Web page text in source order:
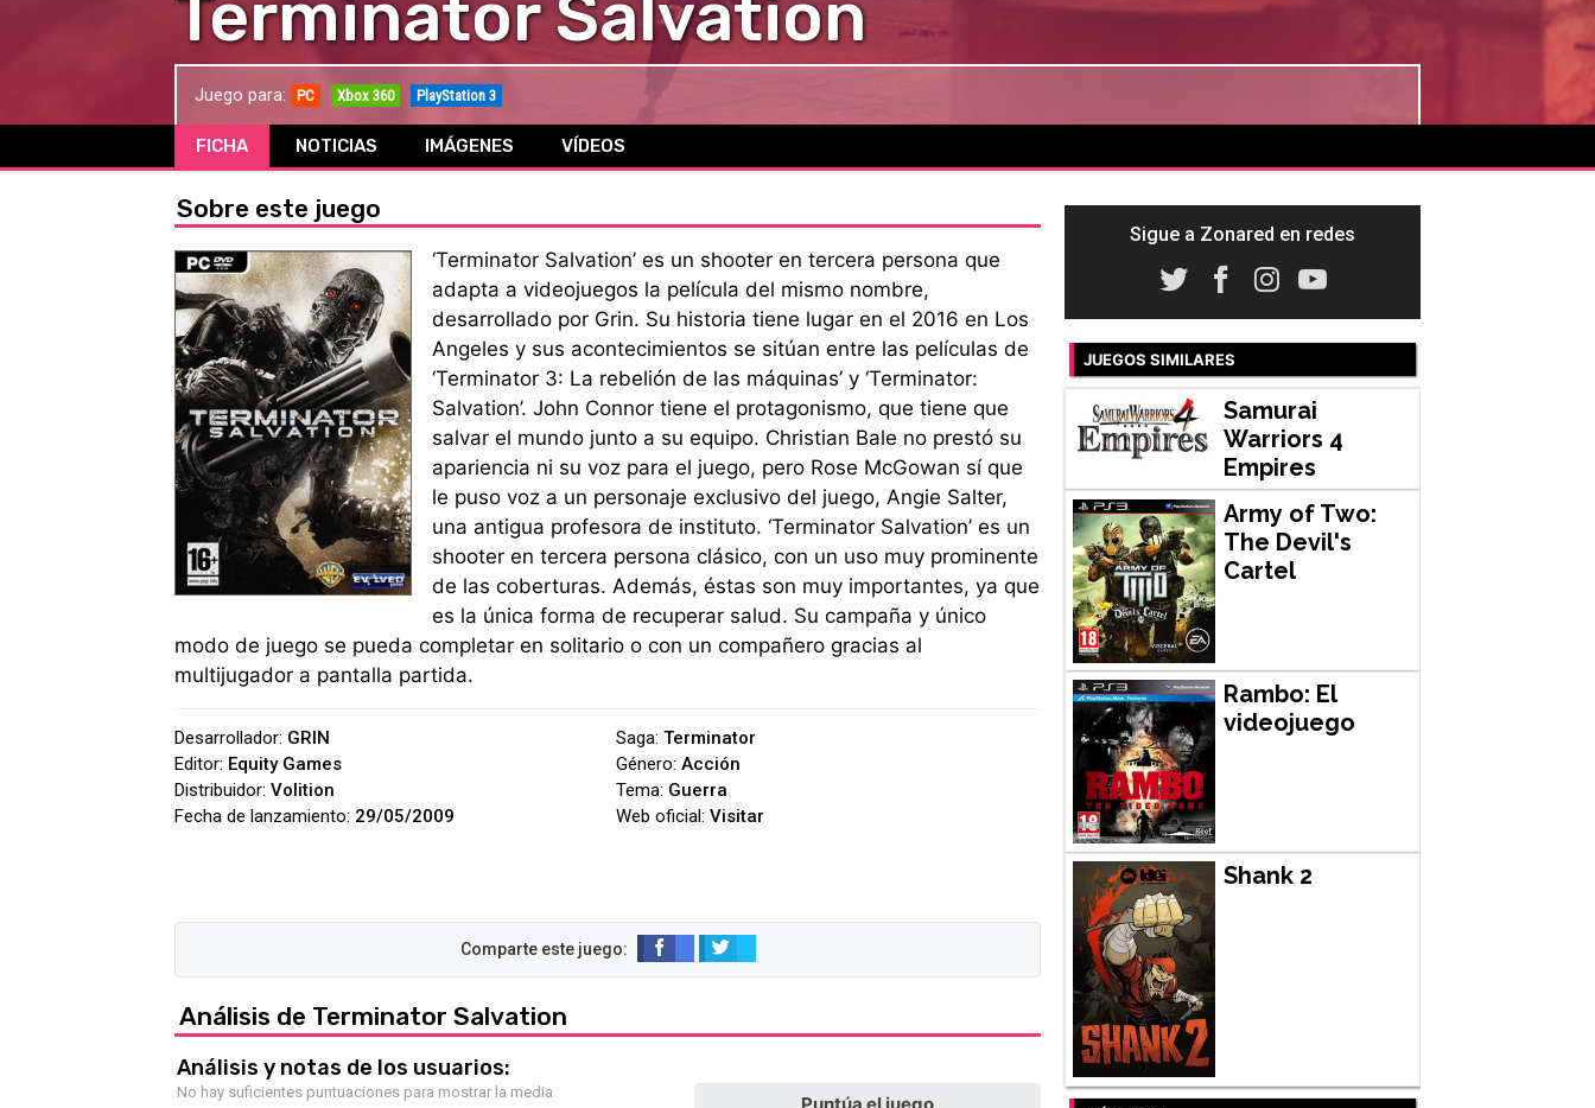
Terminator Salvation
Juego para: PC Xbox 360 PlayStation 3
FICHA NOTICIAS IMÁGENES VÍDEOS
Sobre este juego
‘Terminator Salvation’ es un shooter en tercera persona que
adapta a videojuegos la película del mismo nombre,
desarrollado por Grin. Su historia tiene lugar en el 2016 en Los
Angeles y sus acontecimientos se sitúan entre las películas de
‘Terminator 3: La rebelión de las máquinas’ y ‘Terminator:
Salvation’. John Connor tiene el protagonismo, que tiene que
salvar el mundo junto a su equipo. Christian Bale no prestó su
apariencia ni su voz para el juego, pero Rose McGowan sí que
le puso voz a un personaje exclusivo del juego, Angie Salter,
una antigua profesora de instituto. ‘Terminator Salvation’ es un
shooter en tercera persona clásico, con un uso muy prominente
de las coberturas. Además, éstas son muy importantes, ya que
es la única forma de recuperar salud. Su campaña y único
modo de juego se pueda completar en solitario o con un compañero gracias al
multijugador a pantalla partida.
Desarrollador: GRIN
Editor: Equity Games
Distribuidor: Volition
Fecha de lanzamiento: 29/05/2009
Saga:Terminator
Género:Acción
Tema: Guerra
Web oficial:Visitar
Análisis de Terminator Salvation
Análisis y notas de los usuarios:
No hay suficientes puntuaciones para mostrar la media
Puntúa el juego
Sigue a Zonared en redes
JUEGOS SIMILARES
Samurai
Warriors 4
Empires
Army of Two:
The Devil's
Cartel
Rambo: El
videojuego
Shank 2